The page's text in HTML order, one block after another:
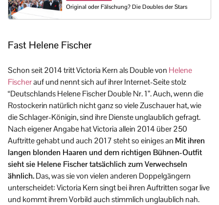
Original oder Fälschung? Die Doubles der Stars
Fast Helene Fischer
Schon seit 2014 tritt Victoria Kern als Double von Helene
Fischerauf und nennt sich auf ihrer Internet-Seite stolz
“Deutschlands Helene Fischer Double Nr. 1”. Auch, wenn die
Rostockerin natürlich nicht ganz so viele Zuschauer hat, wie
die Schlager-Königin, sind ihre Dienste unglaublich gefragt.
Nach eigener Angabe hat Victoria allein 2014 über 250
Auftritte gehabt und auch 2017 steht so einiges an Mit ihren
langen blonden Haaren und dem richtigen Bühnen-Outfit
sieht sie Helene Fischer tatsächlich zum Verwechseln
ähnlich.Das, was sie von vielen anderen Doppelgängern
unterscheidet: Victoria Kern singt bei ihren Auftritten sogar live
und kommt ihrem Vorbild auch stimmlich unglaublich nah.